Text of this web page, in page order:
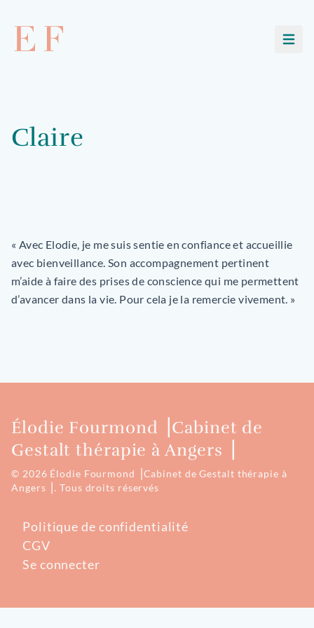
Claire
« Avec Elodie, je me suis sentie en confiance et accueillie
avec bienveillance. Son accompagnement pertinent
m’aide à faire des prises de conscience qui me permettent
d’avancer dans la vie. Pour cela je la remercie vivement. »
Élodie Fourmond ⎟Cabinet de
Gestalt thérapie à Angers ⎟
© 2026 Élodie Fourmond ⎟Cabinet de Gestalt thérapie à
Angers ⎟.Tous droits réservés
Politique de confidentialité
CGV
Se connecter